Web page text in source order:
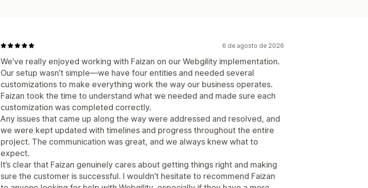
6 de agosto de 2026
We’ve really enjoyed working with Faizan on our Webgility implementation.
Our setup wasn’t simple—we have four entities and needed several
customizations to make everything work the way our business operates.
Faizan took the time to understand what we needed and made sure each
customization was completed correctly.
Any issues that came up along the way were addressed and resolved, and
we were kept updated with timelines and progress throughout the entire
project. The communication was great, and we always knew what to
expect.
It’s clear that Faizan genuinely cares about getting things right and making
sure the customer is successful. I wouldn’t hesitate to recommend Faizan